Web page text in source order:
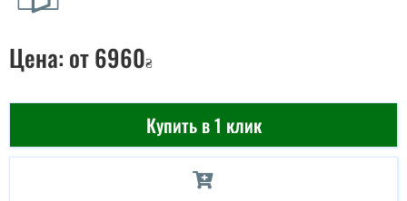
Цена: от 6960₴
Купить в 1 клик